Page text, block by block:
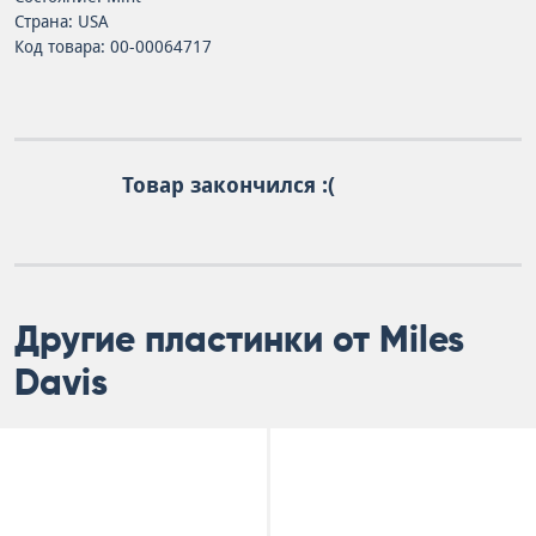
Страна: USA
Код товара: 00-00064717
Товар закончился :(
Другие пластинки от Miles
Davis